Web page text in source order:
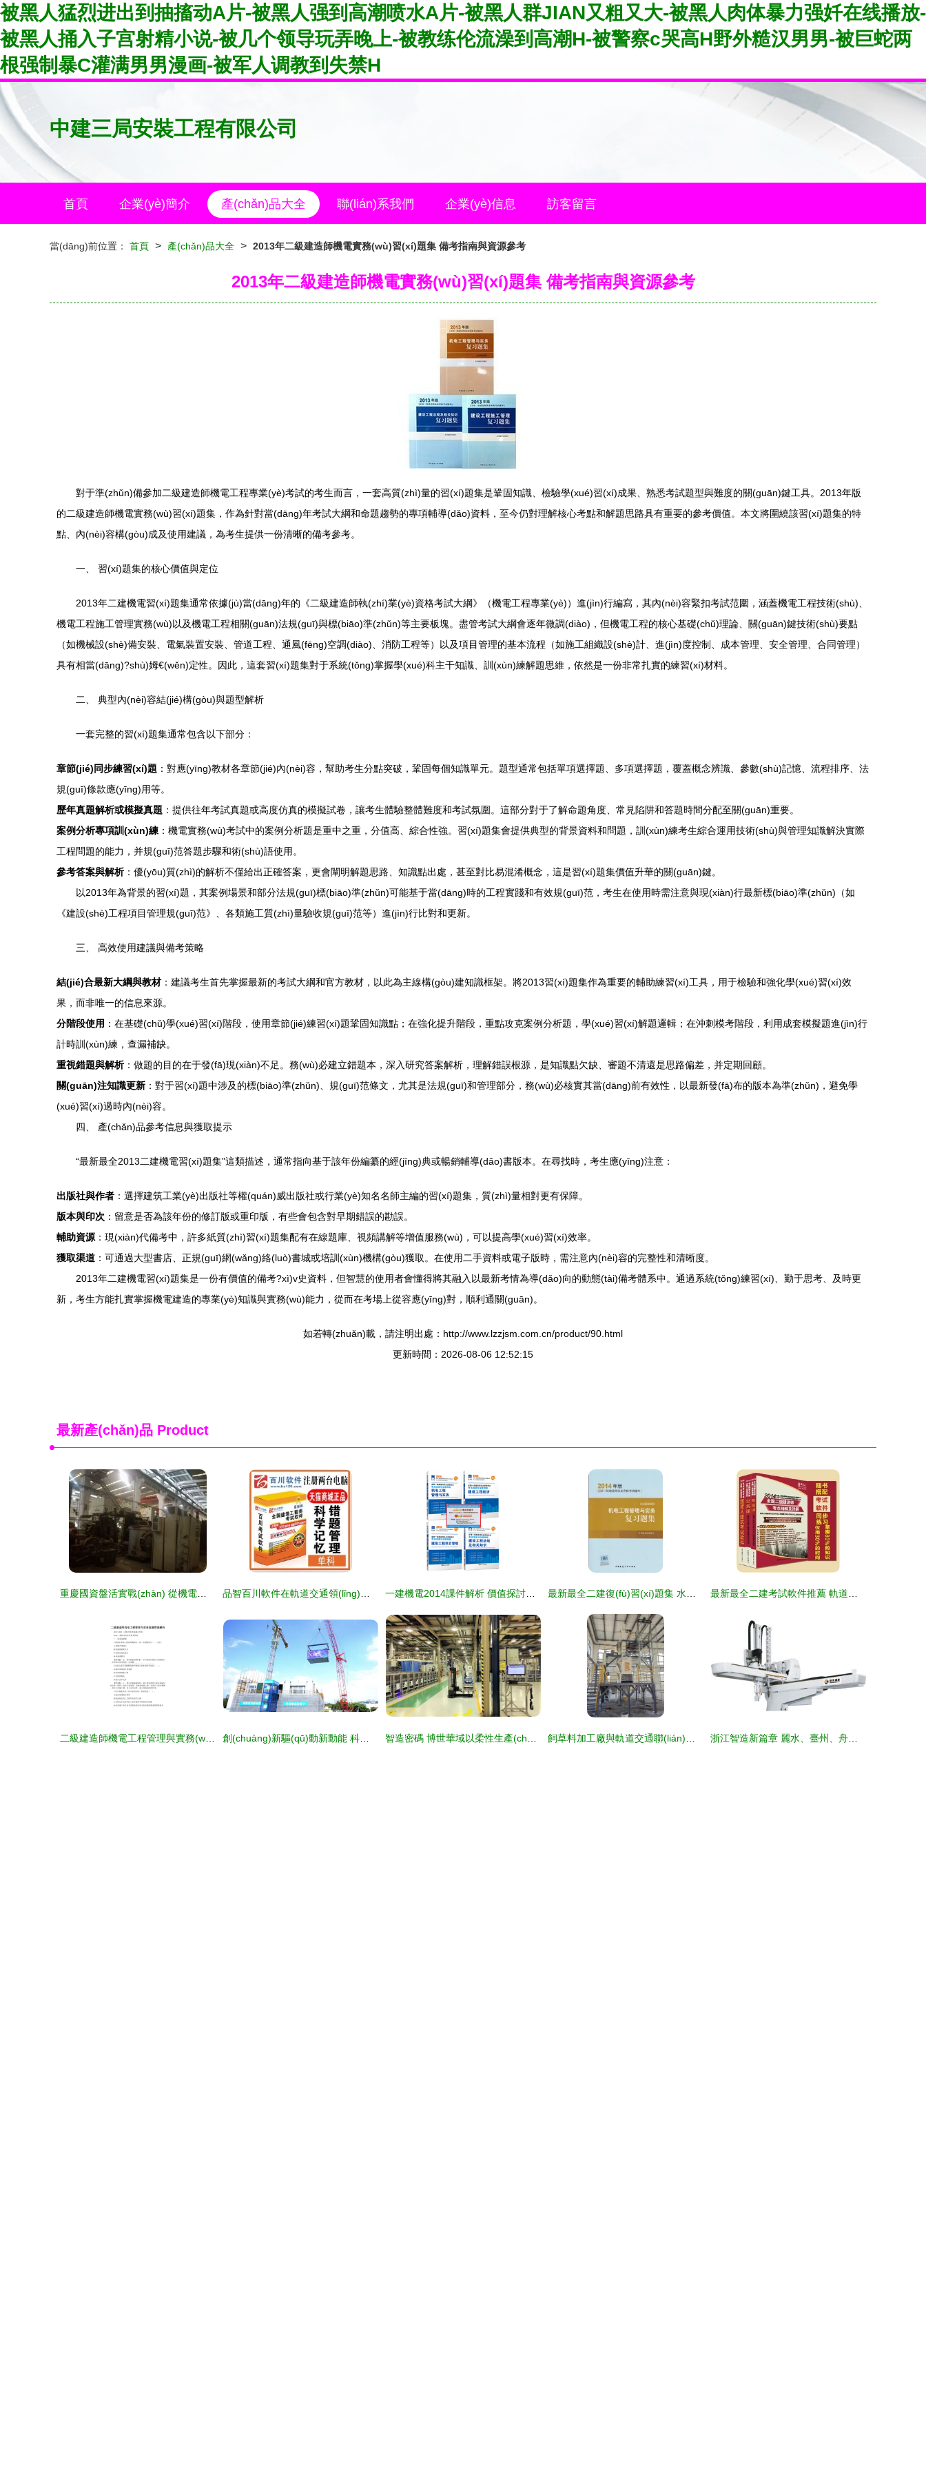
被黑人猛烈进出到抽搐动A片-被黑人强到高潮喷水A片-被黑人群JIAN又粗又大-被黑人肉体暴力强奷在线播放-
被黑人捅入子宫射精小说-被几个领导玩弄晚上-被教练伦流澡到高潮H-被警察c哭高H野外糙汉男男-被巨蛇两
根强制暴C灌满男男漫画-被军人调教到失禁H
中建三局安裝工程有限公司
首頁 企業(yè)簡介 產(chǎn)品大全 聯(lián)系我們 企業(yè)信息 訪客留言
當(dāng)前位置： 首頁 > 產(chǎn)品大全 > 2013年二級建造師機電實務(wù)習(xí)題集 備考指南與資源參考
2013年二級建造師機電實務(wù)習(xí)題集 備考指南與資源參考
對于準(zhǔn)備參加二級建造師機電工程專業(yè)考試的考生而言，一套高質(zhì)量的習(xí)題集是鞏固知識、檢驗學(xué)習(xí)成果、熟悉考試題型與難度的關(guān)鍵工具。2013年版
的二級建造師機電實務(wù)習(xí)題集，作為針對當(dāng)年考試大綱和命題趨勢的專項輔導(dǎo)資料，至今仍對理解核心考點和解題思路具有重要的參考價值。本文將圍繞該習(xí)題集的特
點、內(nèi)容構(gòu)成及使用建議，為考生提供一份清晰的備考參考。
一、 習(xí)題集的核心價值與定位
2013年二建機電習(xí)題集通常依據(jù)當(dāng)年的《二級建造師執(zhí)業(yè)資格考試大綱》（機電工程專業(yè)）進(jìn)行編寫，其內(nèi)容緊扣考試范圍，涵蓋機電工程技術(shù)、
機電工程施工管理實務(wù)以及機電工程相關(guān)法規(guī)與標(biāo)準(zhǔn)等主要板塊。盡管考試大綱會逐年微調(diào)，但機電工程的核心基礎(chǔ)理論、關(guān)鍵技術(shù)要點
（如機械設(shè)備安裝、電氣裝置安裝、管道工程、通風(fēng)空調(diào)、消防工程等）以及項目管理的基本流程（如施工組織設(shè)計、進(jìn)度控制、成本管理、安全管理、合同管理）
具有相當(dāng)?shù)姆€(wěn)定性。因此，這套習(xí)題集對于系統(tǒng)掌握學(xué)科主干知識、訓(xùn)練解題思維，依然是一份非常扎實的練習(xí)材料。
二、 典型內(nèi)容結(jié)構(gòu)與題型解析
一套完整的習(xí)題集通常包含以下部分：
章節(jié)同步練習(xí)題 ：對應(yīng)教材各章節(jié)內(nèi)容，幫助考生分點突破，鞏固每個知識單元。題型通常包括單項選擇題、多項選擇題，覆蓋概念辨識、參數(shù)記憶、流程排序、法
規(guī)條款應(yīng)用等。
歷年真題解析或模擬真題 ：提供往年考試真題或高度仿真的模擬試卷，讓考生體驗整體難度和考試氛圍。這部分對于了解命題角度、常見陷阱和答題時間分配至關(guān)重要。
案例分析專項訓(xùn)練 ：機電實務(wù)考試中的案例分析題是重中之重，分值高、綜合性強。習(xí)題集會提供典型的背景資料和問題，訓(xùn)練考生綜合運用技術(shù)與管理知識解決實際
工程問題的能力，并規(guī)范答題步驟和術(shù)語使用。
參考答案與解析：優(yōu)質(zhì)的解析不僅給出正確答案，更會闡明解題思路、知識點出處，甚至對比易混淆概念，這是習(xí)題集價值升華的關(guān)鍵。
以2013年為背景的習(xí)題，其案例場景和部分法規(guī)標(biāo)準(zhǔn)可能基于當(dāng)時的工程實踐和有效規(guī)范，考生在使用時需注意與現(xiàn)行最新標(biāo)準(zhǔn)（如
《建設(shè)工程項目管理規(guī)范》、各類施工質(zhì)量驗收規(guī)范等）進(jìn)行比對和更新。
三、 高效使用建議與備考策略
結(jié)合最新大綱與教材：建議考生首先掌握最新的考試大綱和官方教材，以此為主線構(gòu)建知識框架。將2013習(xí)題集作為重要的輔助練習(xí)工具，用于檢驗和強化學(xué)習(xí)效
果，而非唯一的信息來源。
分階段使用 ：在基礎(chǔ)學(xué)習(xí)階段，使用章節(jié)練習(xí)題鞏固知識點；在強化提升階段，重點攻克案例分析題，學(xué)習(xí)解題邏輯；在沖刺模考階段，利用成套模擬題進(jìn)行
計時訓(xùn)練，查漏補缺。
重視錯題與解析：做題的目的在于發(fā)現(xiàn)不足。務(wù)必建立錯題本，深入研究答案解析，理解錯誤根源，是知識點欠缺、審題不清還是思路偏差，并定期回顧。
關(guān)注知識更新 ：對于習(xí)題中涉及的標(biāo)準(zhǔn)、規(guī)范條文，尤其是法規(guī)和管理部分，務(wù)必核實其當(dāng)前有效性，以最新發(fā)布的版本為準(zhǔn)，避免學
(xué)習(xí)過時內(nèi)容。
四、 產(chǎn)品參考信息與獲取提示
“最新最全2013二建機電習(xí)題集”這類描述，通常指向基于該年份編纂的經(jīng)典或暢銷輔導(dǎo)書版本。在尋找時，考生應(yīng)注意：
出版社與作者 ：選擇建筑工業(yè)出版社等權(quán)威出版社或行業(yè)知名名師主編的習(xí)題集，質(zhì)量相對更有保障。
版本與印次 ：留意是否為該年份的修訂版或重印版，有些會包含對早期錯誤的勘誤。
輔助資源 ：現(xiàn)代備考中，許多紙質(zhì)習(xí)題集配有在線題庫、視頻講解等增值服務(wù)，可以提高學(xué)習(xí)效率。
獲取渠道 ：可通過大型書店、正規(guī)網(wǎng)絡(luò)書城或培訓(xùn)機構(gòu)獲取。在使用二手資料或電子版時，需注意內(nèi)容的完整性和清晰度。
2013年二建機電習(xí)題集是一份有價值的備考?xì)v史資料，但智慧的使用者會懂得將其融入以最新考情為導(dǎo)向的動態(tài)備考體系中。通過系統(tǒng)練習(xí)、勤于思考、及時更
新，考生方能扎實掌握機電建造的專業(yè)知識與實務(wù)能力，從而在考場上從容應(yīng)對，順利通關(guān)。
如若轉(zhuǎn)載，請注明出處：http://www.lzzjsm.com.cn/product/90.html
更新時間：2026-08-06 12:52:15
最新產(chǎn)品 Product